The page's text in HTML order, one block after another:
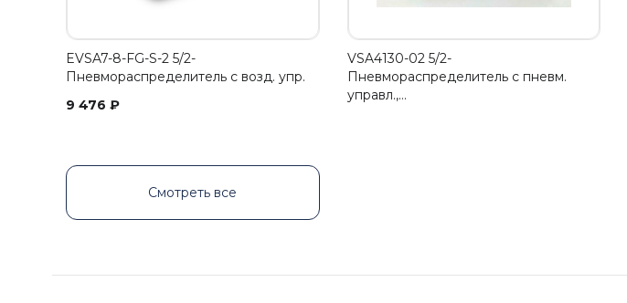
EVSA7-8-FG-S-2 5/2-
Пневмораспределитель с возд. упр.
9 476 ₽
VSA4130-02 5/2-
Пневмораспределитель с пневм.
управл.,…
Смотреть все